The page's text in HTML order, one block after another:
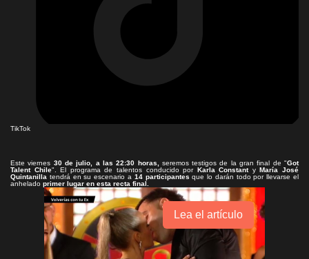
TikTok
Este viernes 30 de julio, a las 22:30 horas, seremos testigos de la gran final de "Got
Talent Chile". El programa de talentos conducido por Karla ConstantyMaría José
Quintanilla tendrá en su escenario a 14 participantes que lo darán todo por llevarse el
anhelado primer lugar en esta recta final.
Lea el artículo